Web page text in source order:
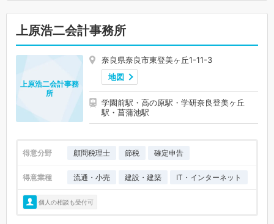
上原浩二会計事務所
奈良県奈良市東登美ヶ丘1-11-3
地図
学園前駅・高の原駅・学研奈良登美ヶ丘
駅・菖蒲池駅
上原浩二会計事務
所
得意分野 顧問税理士 節税 確定申告
得意業種 流通・小売 建設・建築 IT・インターネット
個人の相談も受付可